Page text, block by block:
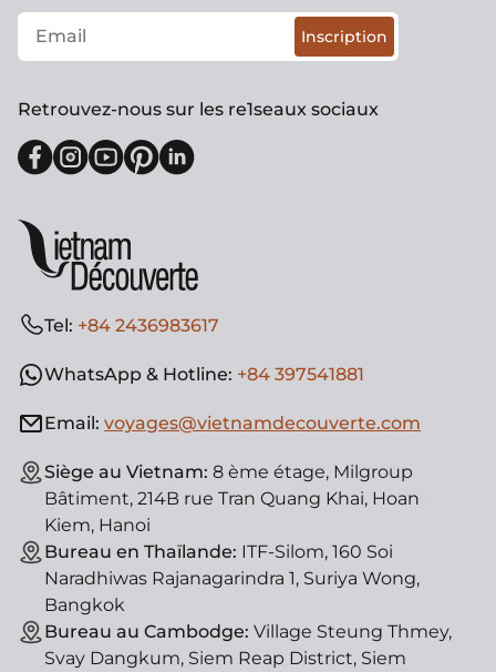
Tel: +84 2436983617
WhatsApp & Hotline: +84 397541881
Email: voyages@vietnamdecouverte.com
Siège au Vietnam: 8 ème étage, Milgroup
Bâtiment, 214B rue Tran Quang Khai, Hoan
Kiem, Hanoi
Bureau en Thaïlande: ITF-Silom, 160 Soi
Naradhiwas Rajanagarindra 1, Suriya Wong,
Bangkok
Bureau au Cambodge: Village Steung Thmey,
Svay Dangkum, Siem Reap District, Siem
Inscription
Retrouvez-nous sur les re1seaux sociaux